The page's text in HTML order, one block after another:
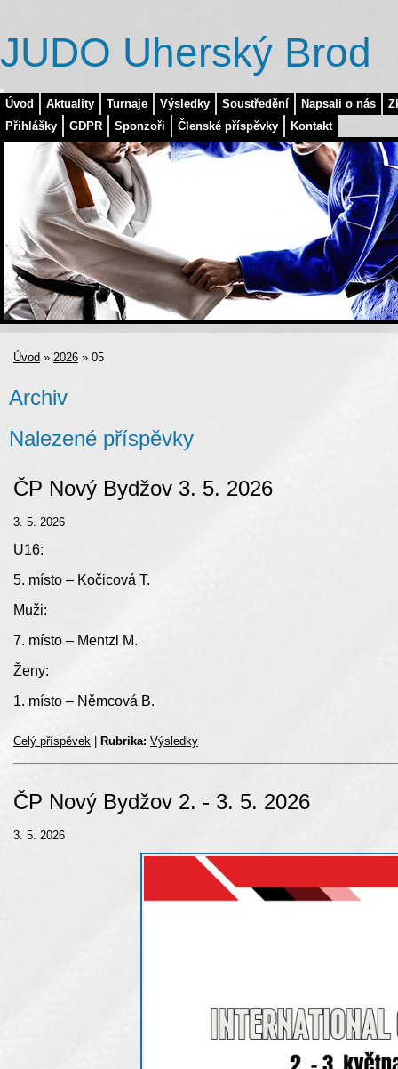
Úvod Aktuality Turnaje Výsledky Soustředění Napsali o nás
Přihlášky
GDPR Sponzoři Členské příspěvky Kontakt
JUDO Uherský Brod
Úvod » 2026 » 05
Archiv
Nalezené příspěvky
ČP Nový Bydžov 3. 5. 2026
3. 5. 2026
U16:
5. místo – Kočicová T.
Muži:
7. místo – Mentzl M.
Ženy:
1. místo – Němcová B.
Celý příspěvek Rubrika: Výsledky
ČP Nový Bydžov 2. - 3. 5. 2026
3. 5. 2026